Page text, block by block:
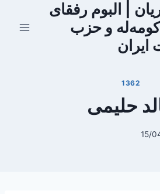
| البوم رفقای
کومه‌له و حزب
1362
حلیمی
15/